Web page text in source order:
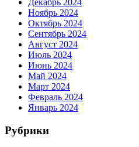
Декабрь 2024
Ноябрь 2024
Октябрь 2024
Сентябрь 2024
Август 2024
Июль 2024
Июнь 2024
Май 2024
Март 2024
Февраль 2024
Январь 2024
Рубрики